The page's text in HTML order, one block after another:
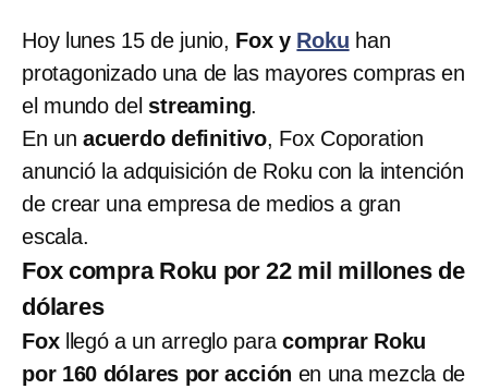
Hoy lunes 15 de junio, Fox y Roku han
protagonizado una de las mayores compras en
el mundo del streaming.
En un acuerdo definitivo, Fox Coporation
anunció la adquisición de Roku con la intención
de crear una empresa de medios a gran
escala.
Fox compra Roku por 22 mil millones de
dólares
Foxllegó a un arreglo paracomprar Roku
por 160 dólares por acción en una mezcla de